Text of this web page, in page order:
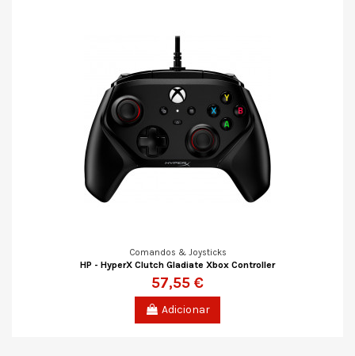
Comandos & Joysticks
HP - HyperX Clutch Gladiate Xbox Controller
57,55 €
Adicionar